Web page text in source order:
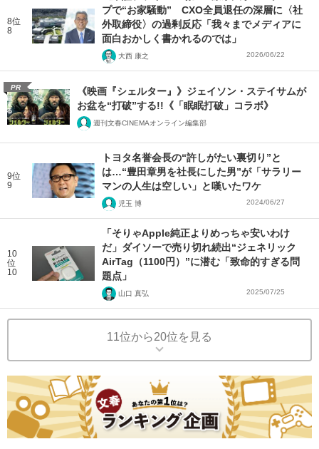
8位
8
プで“お家騒動” CXO全員退任の深層に〈社
外取締役〉の過剰反応「我々までメディアに
面白おかしく書かれるのでは」
大西 康之 2026/06/22
PR
《映画『シェルター』》ジェイソン・ステイサムが
お盆を“打破”する!!《「眠眠打破」コラボ》
週刊文春CINEMAオンライン編集部
9位
9
トヨタ名誉会長の“許しがたい裏切り”と
は…“豊田章男を社長にした男”が「サラリー
マンの人生は空しい」と嘆いたワケ
児玉 博 2024/06/27
10
位
10
「そりゃApple純正よりめっちゃ安いわけ
だ」ダイソーで売り切れ続出“ジェネリック
AirTag（1100円）”に潜む「致命的すぎる問
題点」
山口 真弘 2025/07/25
11位から20位を見る